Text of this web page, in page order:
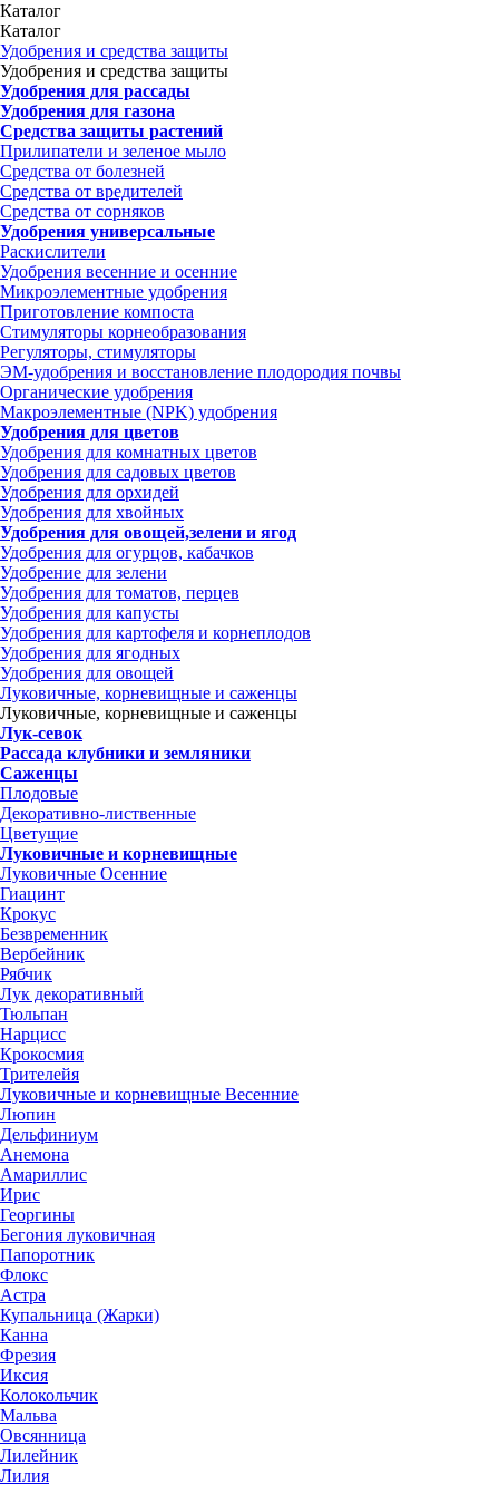
Каталог
Каталог
Удобрения и средства защиты
Удобрения и средства защиты
Удобрения для рассады
Удобрения для газона
Средства защиты растений
Прилипатели и зеленое мыло
Средства от болезней
Средства от вредителей
Средства от сорняков
Удобрения универсальные
Раскислители
Удобрения весенние и осенние
Микроэлементные удобрения
Приготовление компоста
Стимуляторы корнеобразования
Регуляторы, стимуляторы
ЭМ-удобрения и восстановление плодородия почвы
Органические удобрения
Макроэлементные (NPK) удобрения
Удобрения для цветов
Удобрения для комнатных цветов
Удобрения для садовых цветов
Удобрения для орхидей
Удобрения для хвойных
Удобрения для овощей,зелени и ягод
Удобрения для огурцов, кабачков
Удобрение для зелени
Удобрения для томатов, перцев
Удобрения для капусты
Удобрения для картофеля и корнеплодов
Удобрения для ягодных
Удобрения для овощей
Луковичные, корневищные и саженцы
Луковичные, корневищные и саженцы
Лук-севок
Рассада клубники и земляники
Саженцы
Плодовые
Декоративно-лиственные
Цветущие
Луковичные и корневищные
Луковичные Осенние
Гиацинт
Крокус
Безвременник
Вербейник
Рябчик
Лук декоративный
Тюльпан
Нарцисс
Крокосмия
Трителейя
Луковичные и корневищные Весенние
Люпин
Дельфиниум
Анемона
Амариллис
Ирис
Георгины
Бегония луковичная
Папоротник
Флокс
Астра
Купальница (Жарки)
Канна
Фрезия
Иксия
Колокольчик
Мальва
Овсянница
Лилейник
Лилия